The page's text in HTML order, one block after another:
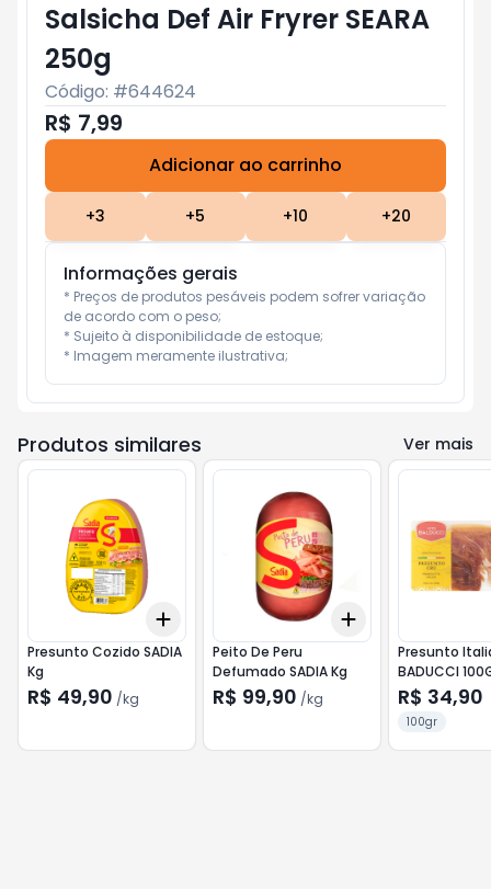
Salsicha Def Air Fryrer SEARA
250g
Código: #644624
R$ 7,99
Adicionar ao carrinho
+3 +5 +10 +20
Informações gerais
* Preços de produtos pesáveis podem sofrer variação
de acordo com o peso;
* Sujeito à disponibilidade de estoque;
* Imagem meramente ilustrativa;
Produtos similares Ver mais
0.5kg
Add
Presunto Cozido SADIA
Kg
R$ 49,90 /kg
Add
Peito De Peru
Defumado SADIA Kg
R$ 99,90 /kg
Presunto
BADUCCI
R$ 34,90
100gr